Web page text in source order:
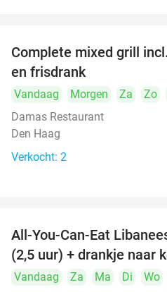
Complete mixed grill
en frisdrank
Vandaag Morgen Za Zo
Damas Restaurant
Den Haag
Verkocht: 2
All-You-Can-Eat
(2,5 uur) + drankje naar
Vandaag Za Ma Di
Wo